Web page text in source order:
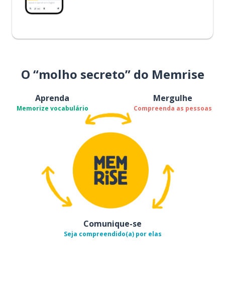
O “molho secreto” do Memrise
Aprenda
Memorize vocabulário
Mergulhe
Compreenda as pessoas
Comunique-se
Seja compreendido(a) por elas